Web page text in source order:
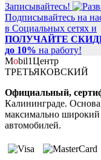
Записывайтесь!
Подписывайтесь на
в Социальных сетях и
ПОЛУЧАЙТЕ
до 10% на работу!
Mobil1Центр
ТРЕТЬЯКОВСКИЙ
Официальный,
Калининграде.
максимально
автомобилей.